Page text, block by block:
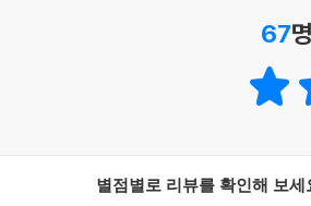
있다. (민감도와 특이도와 필터링에 관해
꼬리를 물며 최적 경로로 연결하는 수학
수학에 약한 사람도 푹 빠져들어 읽을 수
67
별점별로 리뷰를 확인해 보세